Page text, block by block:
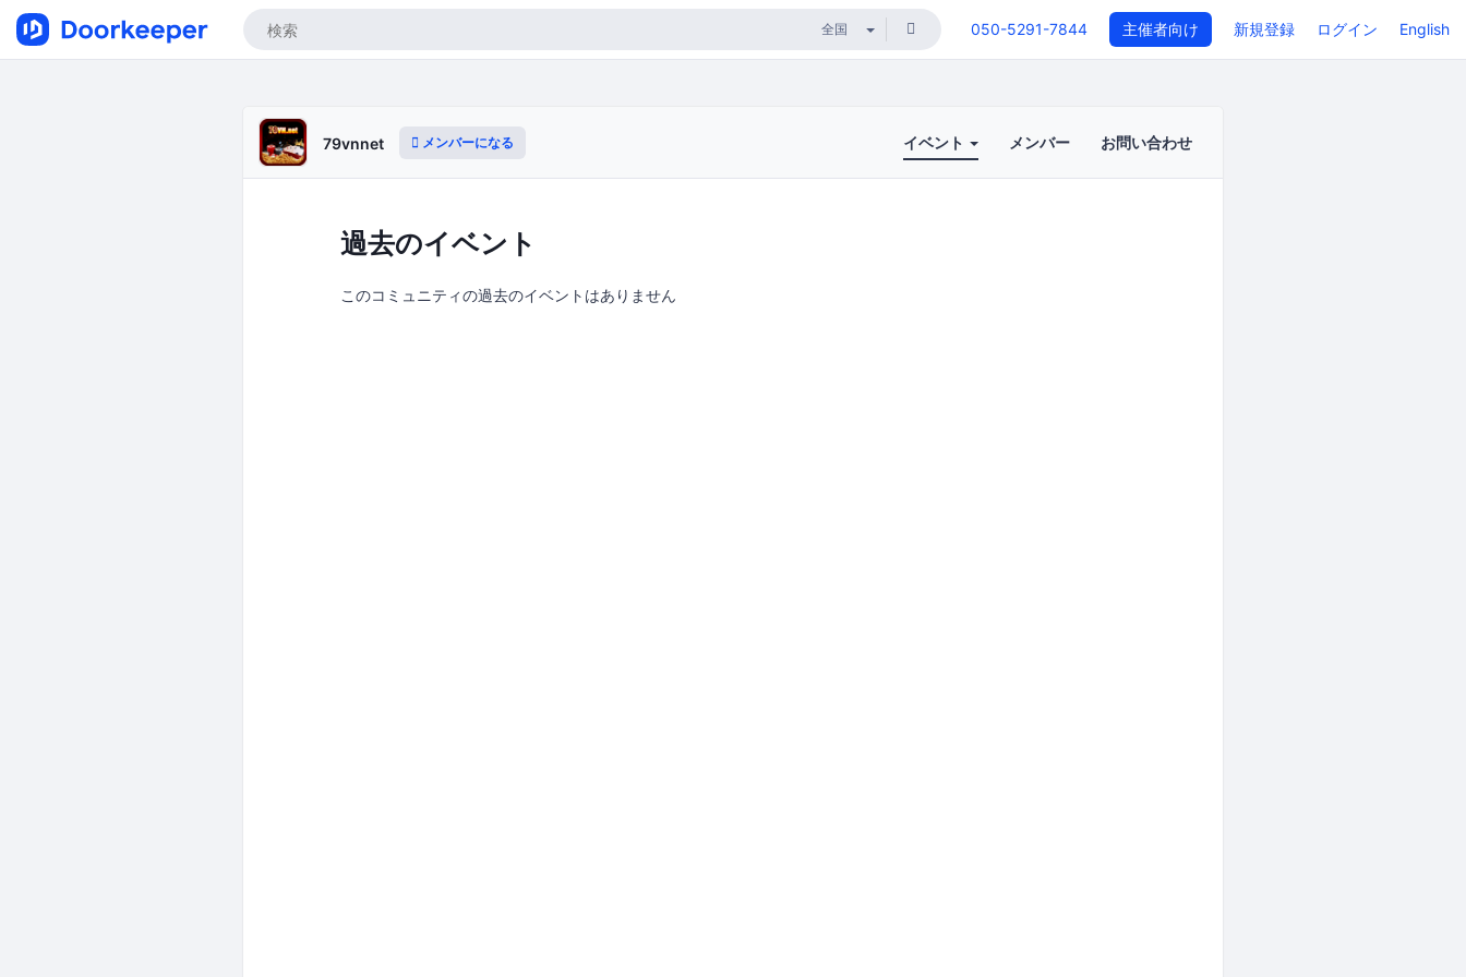
050-5291-7844 主催者向け 新規登録 ログイン English
79vnnet メンバーになる イベント メンバー お問い合わせ
過去のイベント
このコミュニティの過去のイベントはありません